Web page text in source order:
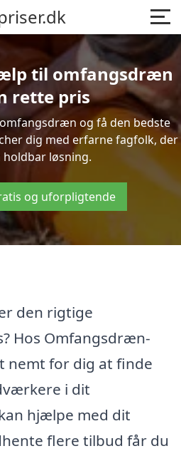
til omfangsdræn
rette pris
og få den bedste
dig med erfarne fagfolk, der
holdbar løsning.
og uforpligtende
den rigtige
Hos Omfangsdræn-
nemt for dig at finde
i dit
hjælpe med dit
flere tilbud får du